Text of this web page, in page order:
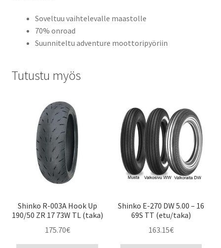
Soveltuu vaihtelevalle maastolle
70% onroad
Suunniteltu adventure moottoripyöriin
Tutustu myös
Shinko R-003A Hook Up
190/50 ZR 17 73W TL (taka)
175.70€
Shinko E-270 DW 5.00 – 16
69S TT (etu/taka)
163.15€